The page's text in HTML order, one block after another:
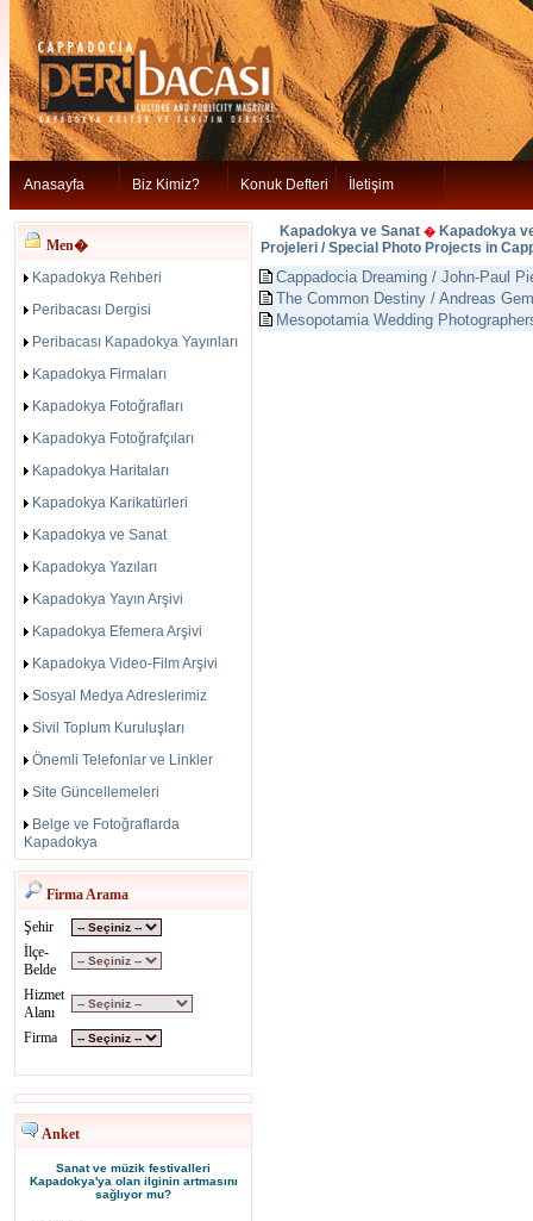
Anasayfa Biz Kimiz? Konuk Defteri İletişim
Men�
Kapadokya Rehberi
Peribacası Dergisi
Peribacası Kapadokya Yayınları
Kapadokya Firmaları
Kapadokya Fotoğrafları
Kapadokya Fotoğrafçıları
Kapadokya Haritaları
Kapadokya Karikatürleri
Kapadokya ve Sanat
Kapadokya Yazıları
Kapadokya Yayın Arşivi
Kapadokya Efemera Arşivi
Kapadokya Video-Film Arşivi
Sosyal Medya Adreslerimiz
Sivil Toplum Kuruluşları
Önemli Telefonlar ve Linkler
Site Güncellemeleri
Belge ve Fotoğraflarda
Kapadokya
Firma Arama
Şehir
İlçe-
Belde
Hizmet
Alanı
Firma
Anket
Sanat ve müzik festivalleri
Kapadokya'ya olan ilginin artmasını
sağlıyor mu?
Kapadokya ve Sanat � Kapadokya
Projeleri / Special Photo Projects in
Cappadocia Dreaming / John-Paul
The Common Destiny / Andreas
Mesopotamia Wedding